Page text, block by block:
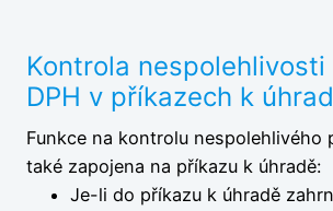
Kontrola
DPH v příkazech k
Funkce na kontrolu nespolehlivého
také zapojena na příkazu k úhradě:
Je-li do příkazu k úhradě